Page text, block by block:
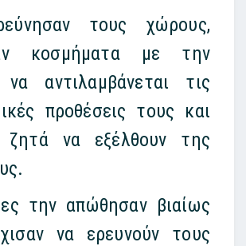
τους χώρους,
κοσμήματα με την
αντιλαμβάνεται τις
προθέσεις τους και
να εξέλθουν της
την απώθησαν βιαίως
να ερευνούν τους